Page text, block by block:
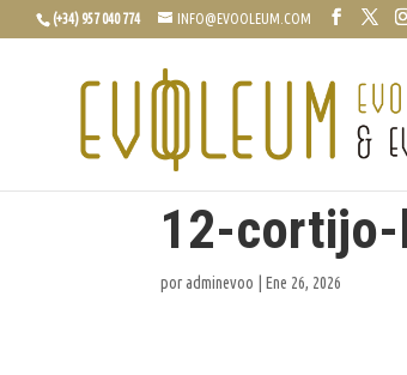
(+34) 957 040 774 INFO@EVOOLEUM.COM
12-
poradminevoo |Ene 26, 2026